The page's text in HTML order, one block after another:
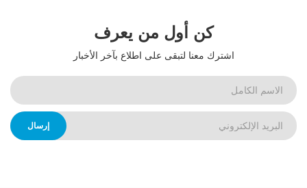
كن أول من يعرف
اشترك معنا لتبقى على اطلاع بآخر الأخبار
إرسال